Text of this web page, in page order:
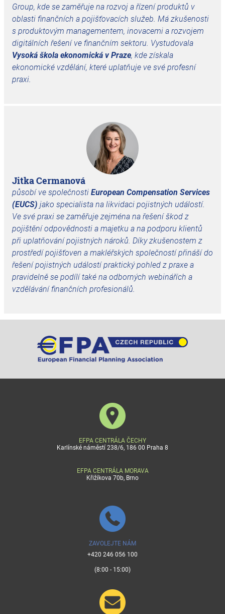
Group, kde se zaměřuje na rozvoj a řízení produktů v
oblasti finančních a pojišťovacích služeb. Má zkušenosti
s produktovým managementem, inovacemi a rozvojem
digitálních řešení ve finančním sektoru. Vystudovala
Vysoká škola ekonomická v Praze, kde získala
ekonomické vzdělání, které uplatňuje ve své profesní
praxi.
Jitka Cermanová
působí ve společnosti European Compensation Services
(EUCS) jako specialista na likvidaci pojistných událostí.
Ve své praxi se zaměřuje zejména na řešení škod z
pojištění odpovědnosti a majetku a na podporu klientů
při uplatňování pojistných nároků. Díky zkušenostem z
prostředí pojišťoven a makléřských společností přináší do
řešení pojistných událostí praktický pohled z praxe a
pravidelně se podílí také na odborných webinářích a
vzdělávání finančních profesionálů.
EFPA CENTRÁLA ČECHY
Karlínské náměstí 238/6, 186 00 Praha 8
EFPA CENTRÁLA MORAVA
Křižíkova 70b, Brno
ZAVOLEJTE NÁM
+420 246 056 100
(8:00 - 15:00)